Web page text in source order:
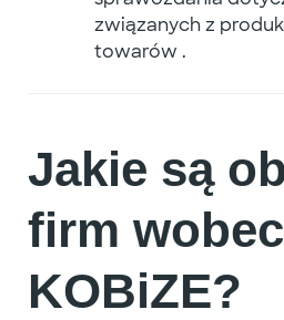
związanych z
towarów .
Jakie są
firm wobec
KOBiZE?